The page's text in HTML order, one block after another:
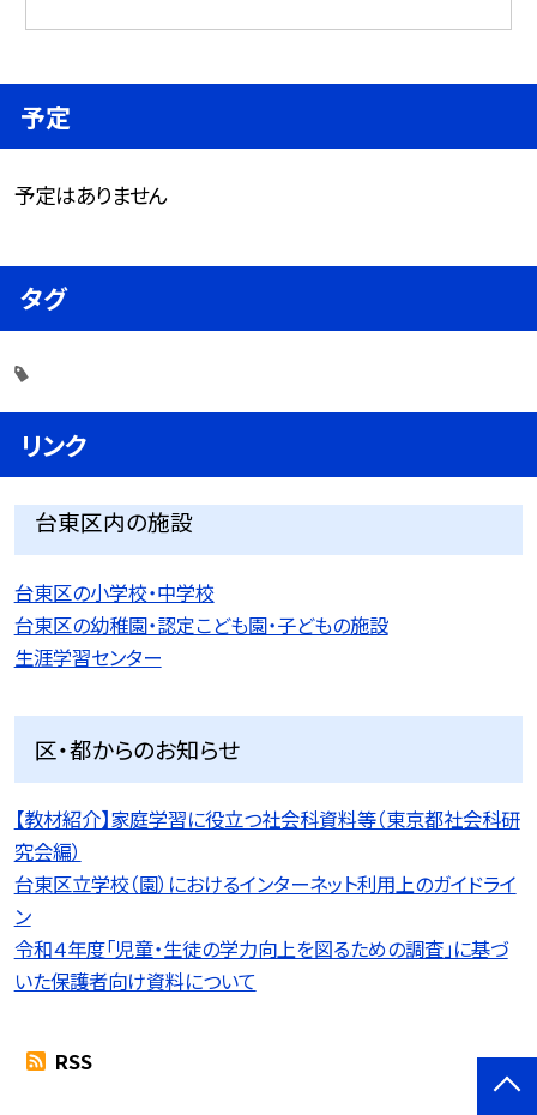
予定
予定はありません
タグ
リンク
台東区内の施設
台東区の小学校・中学校
台東区の幼稚園・認定こども園・子どもの施設
生涯学習センター
区・都からのお知らせ
【教材紹介】家庭学習に役立つ社会科資料等（東京都社会科研
究会編）
台東区立学校（園）におけるインターネット利用上のガイドライ
ン
令和４年度「児童・生徒の学力向上を図るための調査」に基づ
いた保護者向け資料について
RSS